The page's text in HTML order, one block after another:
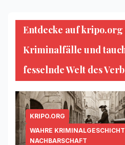
Entdecke auf kripo.org
Kriminalfälle und
fesselnde Welt des
KRIPO.ORG
WAHRE
NACHBARSCHAFT